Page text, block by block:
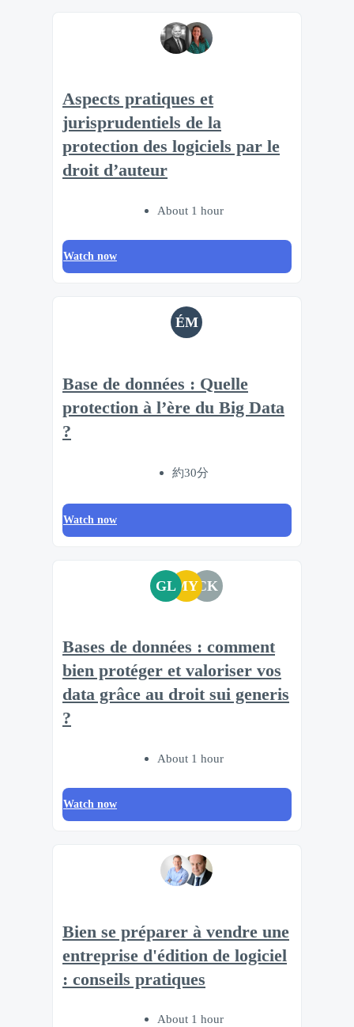
Aspects pratiques et
jurisprudentiels de la
protection des logiciels par le
droit d’auteur
About 1 hour
Watch now
ÉM
Base de données : Quelle
protection à l’ère du Big Data
?
約30分
Watch now
GLMYCK
Bases de données : comment
bien protéger et valoriser vos
data grâce au droit sui generis
?
About 1 hour
Watch now
Bien se préparer à vendre une
entreprise d'édition de logiciel
: conseils pratiques
About 1 hour